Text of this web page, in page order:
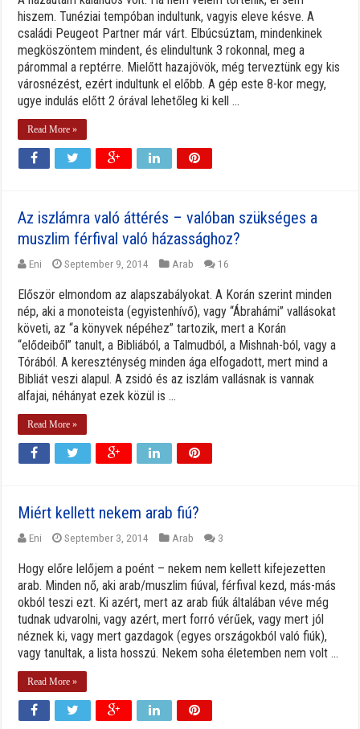
hiszem. Tunéziai tempóban indultunk, vagyis eleve késve. A
családi Peugeot Partner már várt. Elbúcsúztam, mindenkinek
megköszöntem mindent, és elindultunk 3 rokonnal, meg a
párommal a reptérre. Mielőtt hazajövök, még terveztünk egy kis
városnézést, ezért indultunk el előbb. A gép este 8-kor megy,
ugye indulás előtt 2 órával lehetőleg ki kell ...
Read More »
Az iszlámra való áttérés – valóban szükséges a
muszlim férfival való házassághoz?
Eni September 9, 2014 Arab 16
Először elmondom az alapszabályokat. A Korán szerint minden
nép, aki a monoteista (egyistenhívő), vagy “Ábrahámi” vallásokat
követi, az “a könyvek népéhez” tartozik, mert a Korán
“elődeiből” tanult, a Bibliából, a Talmudból, a Mishnah-ból, vagy a
Tórából. A kereszténység minden ága elfogadott, mert mind a
Bibliát veszi alapul. A zsidó és az iszlám vallásnak is vannak
alfajai, néhányat ezek közül is ...
Read More »
Miért kellett nekem arab fiú?
Eni September 3, 2014 Arab 3
Hogy előre lelőjem a poént – nekem nem kellett kifejezetten
arab. Minden nő, aki arab/muszlim fiúval, férfival kezd, más-más
okból teszi ezt. Ki azért, mert az arab fiúk általában véve még
tudnak udvarolni, vagy azért, mert forró vérűek, vagy mert jól
néznek ki, vagy mert gazdagok (egyes országokból való fiúk),
vagy tanultak, a lista hosszú. Nekem soha életemben nem volt ...
Read More »